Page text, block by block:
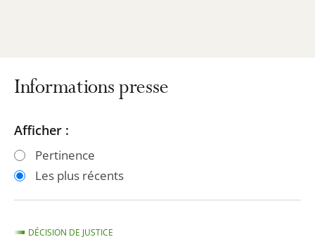
Informations presse
Passer
les
filtres
après
Passer
les
filtres
avant
Afficher :
Pertinence
Les plus récents
DÉCISION DE JUSTICE